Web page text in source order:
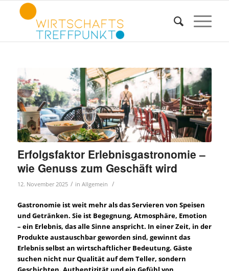
Erfolgsfaktor Erlebnisgastronomie –
wie Genuss zum Geschäft wird
12. November 2025 / in Allgemein /
Gastronomie ist weit mehr als das Servieren von Speisen
und Getränken. Sie ist Begegnung, Atmosphäre, Emotion
– ein Erlebnis, das alle Sinne anspricht. In einer Zeit, in der
Produkte austauschbar geworden sind, gewinnt das
Erlebnis selbst an wirtschaftlicher Bedeutung. Gäste
suchen nicht nur Qualität auf dem Teller, sondern